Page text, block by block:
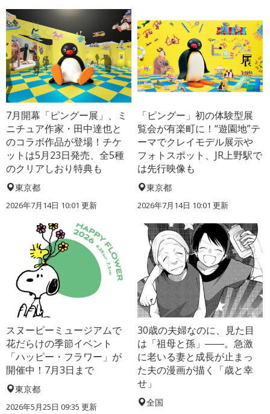
7月開幕「ピングー展」、ミ
ニチュア作家・田中達也と
のコラボ作品が登場！チケ
ットは5月23日発売、全5種
のクリアしおり特典も
東京都
2026年7月14日 10:01 更新
「ピングー」初の体験型展
覧会が有楽町に！“遊園地”テ
ーマでクレイモデル展示や
フォトスポット、JR上野駅で
は先行映像も
東京都
2026年7月14日 10:01 更新
スヌーピーミュージアムで
花だらけの季節イベント
「ハッピー・フラワー」が
開催中！7月3日まで
東京都
2026年5月25日 09:35 更新
30歳の夫婦なのに、見た目
は「祖母と孫」――。急激
に老いる妻と成長が止まっ
た夫の漫画が描く「歳と幸
せ」
全国